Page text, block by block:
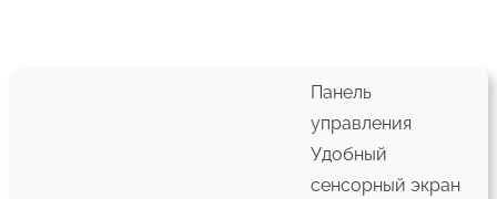
Панель
управления
Удобный
сенсорный экран